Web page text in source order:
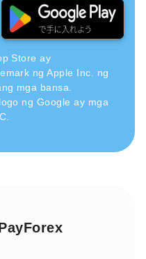
Store ay
ng Apple Inc. ng
mga bansa.
ng Google ay mga